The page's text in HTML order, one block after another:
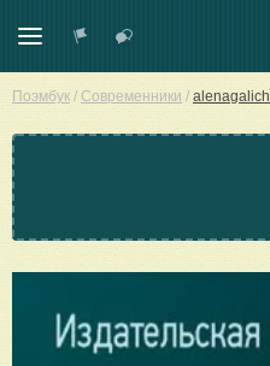
Поэмбук / Современники / alenagalich